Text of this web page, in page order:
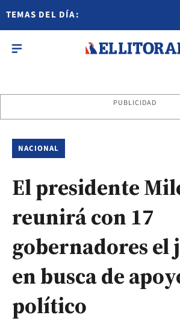
TEMAS DEL DÍA:
PUBLICIDAD
NACIONAL
El presidente
reunirá con 17
gobernadores el
en busca de
político